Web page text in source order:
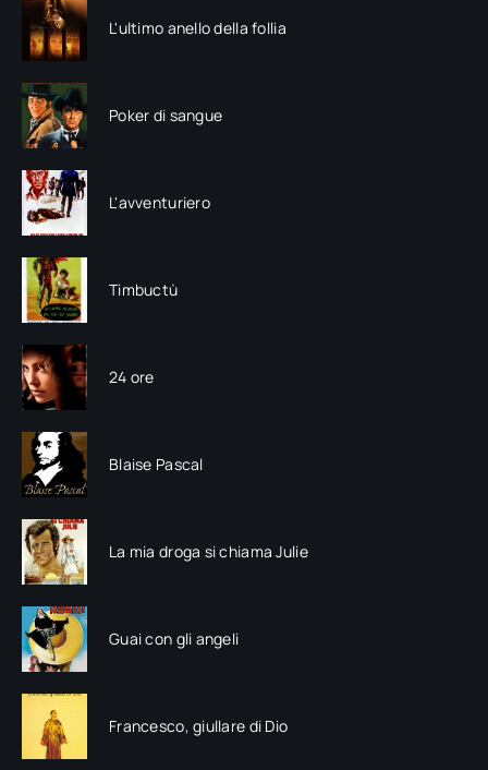
L'ultimo anello della follia
Poker di sangue
L'avventuriero
Timbuctù
24 ore
Blaise Pascal
La mia droga si chiama Julie
Guai con gli angeli
Francesco, giullare di Dio